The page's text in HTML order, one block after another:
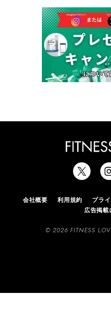
会社概要 利用規約 プラ
広告掲載
© 2026 FITNESS